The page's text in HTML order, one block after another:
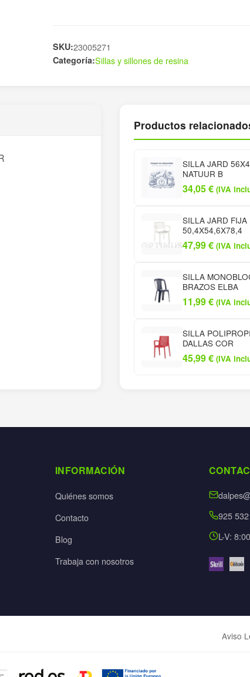
SKU:23005271
Categoría:Sillas y sillones de resina
Productos
SILLA JARD
NATUUR B
34,05€ (IVA
SILLA JARD FIJA
50,4X54,6X78,4
47,99€ (IVA
SILLA
BRAZOS ELBA
11,99€ (IVA
SILLA
DALLAS COR
45,99€ (IVA
INFORMACIÓN
Quiénes somos
Contacto
Blog
Trabaja con nosotros
925
L-V:
Aviso